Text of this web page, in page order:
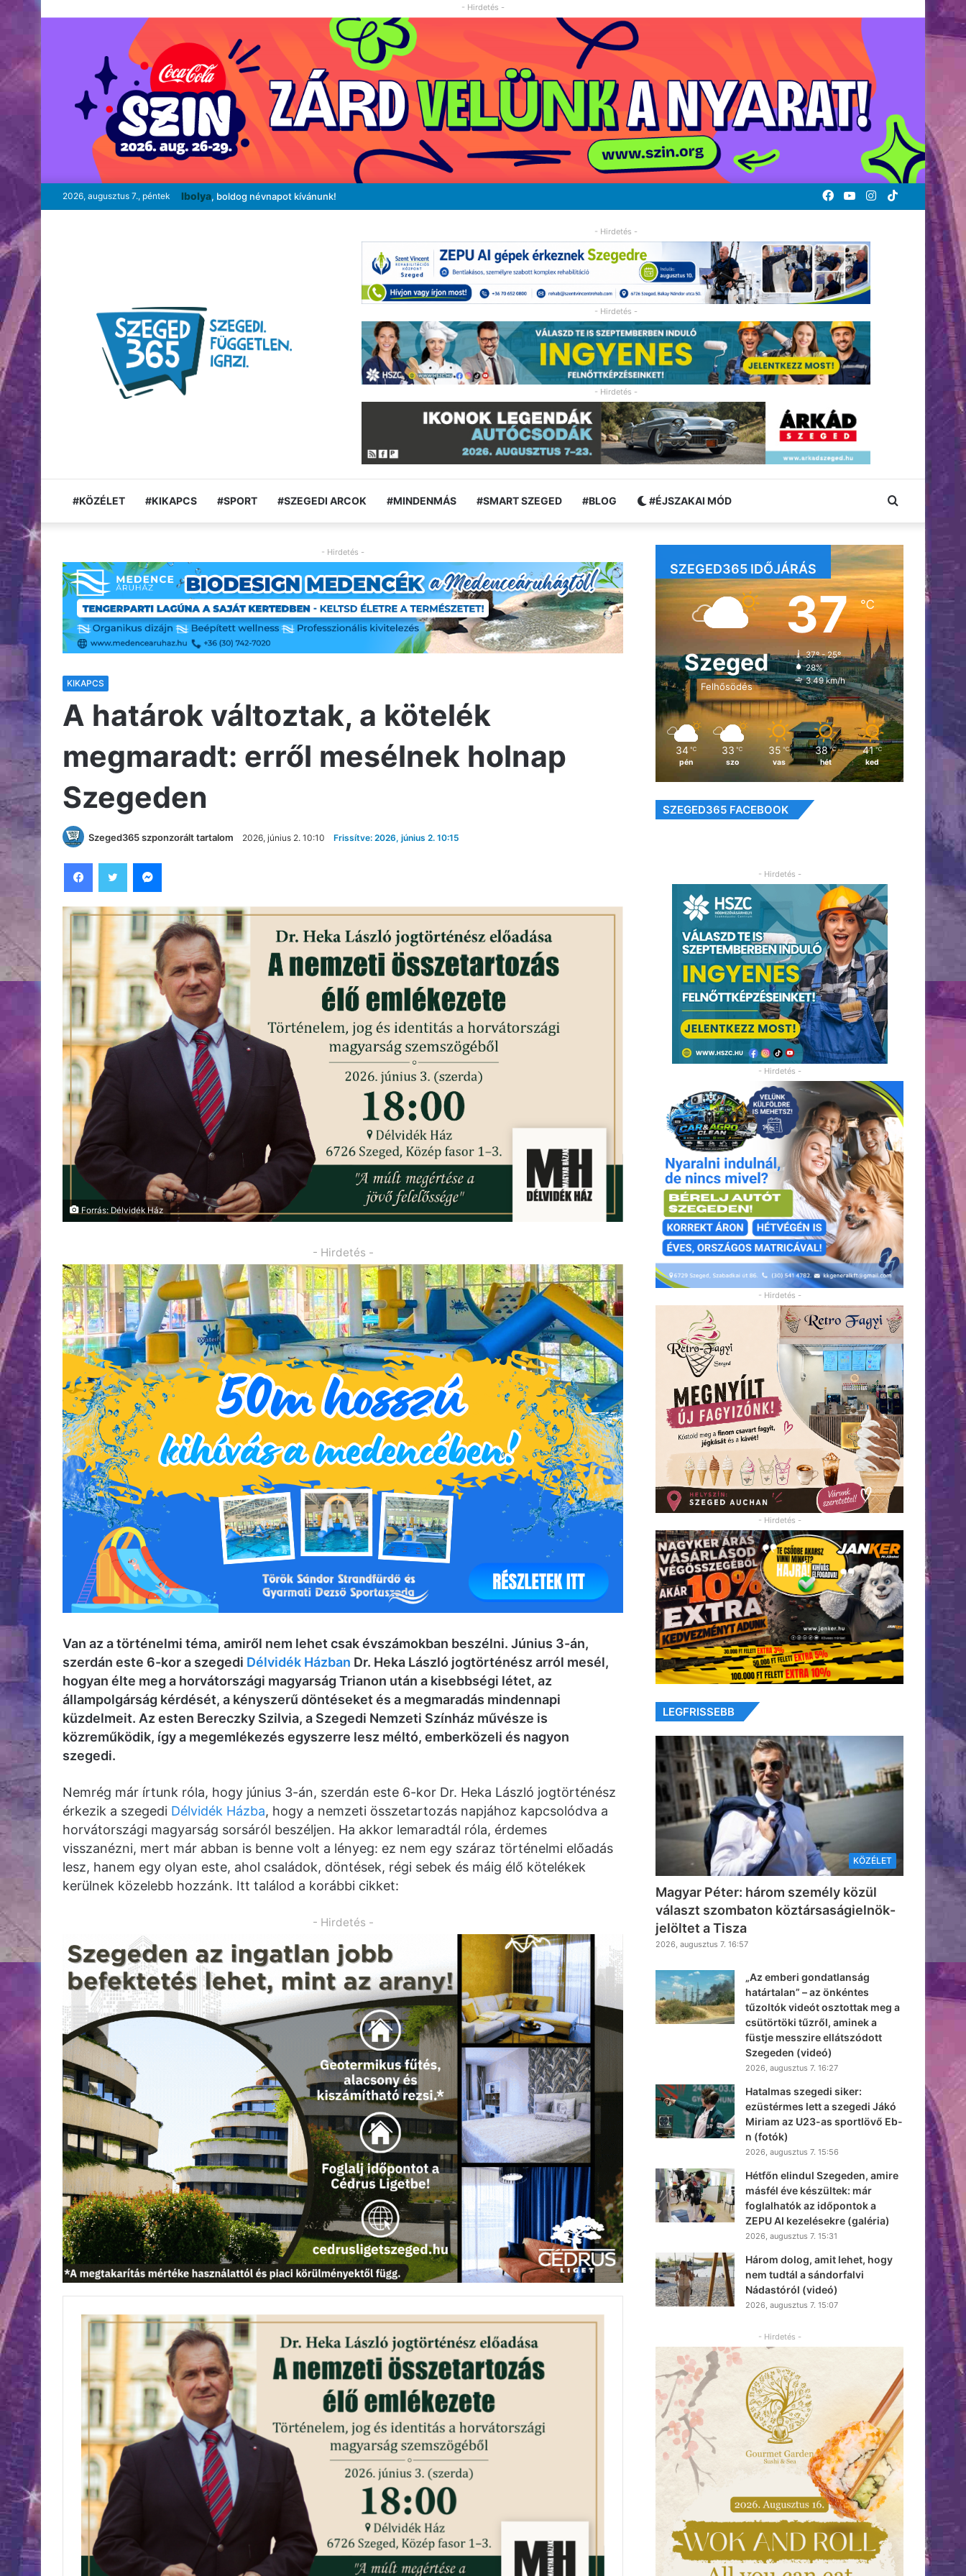
- Hirdetés -
2026, augusztus 7., péntek Ibolya, boldog névnapot kívánunk! TikTok
Instagram
YouTube
Facebook
- Hirdetés -
- Hirdetés -
- Hirdetés -
#KÖZÉLET #KIKAPCS #SPORT #SZEGEDI ARCOK #MINDENMÁS #SMART SZEGED #BLOG #ÉJSZAKAI MÓD Keresés:
- Hirdetés -
KIKAPCS
A határok változtak, a kötelék
megmaradt: erről mesélnek holnap
Szegeden
Szeged365 szponzorált tartalom 2026, június 2. 10:10 Frissítve: 2026, június 2. 10:15
Forrás: Délvidék Ház
- Hirdetés -
Van az a történelmi téma, amiről nem lehet csak évszámokban beszélni. Június 3-án,
szerdán este 6-kor a szegedi Délvidék Házban Dr. Heka László jogtörténész arról mesél,
hogyan élte meg a horvátországi magyarság Trianon után a kisebbségi létet, az
állampolgárság kérdését, a kényszerű döntéseket és a megmaradás mindennapi
küzdelmeit. Az esten Bereczky Szilvia, a Szegedi Nemzeti Színház művésze is
közreműködik, így a megemlékezés egyszerre lesz méltó, emberközeli és nagyon
szegedi.
Nemrég már írtunk róla, hogy június 3-án, szerdán este 6-kor Dr. Heka László jogtörténész
érkezik a szegedi Délvidék Házba, hogy a nemzeti összetartozás napjához kapcsolódva a
horvátországi magyarság sorsáról beszéljen. Ha akkor lemaradtál róla, érdemes
visszanézni, mert már abban is benne volt a lényeg: ez nem egy száraz történelmi előadás
lesz, hanem egy olyan este, ahol családok, döntések, régi sebek és máig élő kötelékek
kerülnek közelebb hozzánk. Itt találod a korábbi cikket:
- Hirdetés -
SZEGED365 IDŐJÁRÁS
Szeged
Felhősödés
37℃
37º - 25º
28%
3.49 km/h
34 ℃
pén
33 ℃
szo
35 ℃
vas
38 ℃
hét
41 ℃
ked
SZEGED365 FACEBOOK
- Hirdetés -
- Hirdetés -
- Hirdetés -
- Hirdetés -
LEGFRISSEBB
KÖZÉLET
Magyar Péter: három személy közül
választ szombaton köztársaságielnök-
jelöltet a Tisza
2026, augusztus 7. 16:57
„Az emberi gondatlanság
határtalan” – az önkéntes
tűzoltók videót osztottak meg a
csütörtöki tűzről, aminek a
füstje messzire ellátszódott
Szegeden (videó)
2026, augusztus 7. 16:27
Hatalmas szegedi siker:
ezüstérmes lett a szegedi Jákó
Miriam az U23-as sportlövő Eb-
n (fotók)
2026, augusztus 7. 15:56
Hétfőn elindul Szegeden, amire
másfél éve készültek: már
foglalhatók az időpontok a
ZEPU AI kezelésekre (galéria)
2026, augusztus 7. 15:31
Három dolog, amit lehet, hogy
nem tudtál a sándorfalvi
Nádastóról (videó)
2026, augusztus 7. 15:07
- Hirdetés -